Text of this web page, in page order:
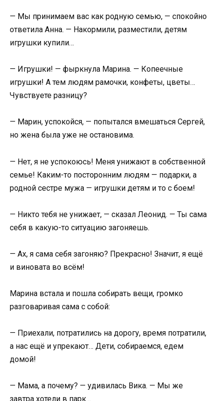
— Мы принимаем вас как родную семью, — спокойно
ответила Анна. — Накормили, разместили, детям
игрушки купили…
— Игрушки! — фыркнула Марина. — Копеечные
игрушки! А тем людям рамочки, конфеты, цветы…
Чувствуете разницу?
— Марин, успокойся, — попытался вмешаться Сергей,
но жена была уже не остановима.
— Нет, я не успокоюсь! Меня унижают в собственной
семье! Каким-то посторонним людям — подарки, а
родной сестре мужа — игрушки детям и то с боем!
— Никто тебя не унижает, — сказал Леонид. — Ты сама
себя в какую-то ситуацию загоняешь.
— Ах, я сама себя загоняю? Прекрасно! Значит, я ещё
и виновата во всём!
Марина встала и пошла собирать вещи, громко
разговаривая сама с собой:
— Приехали, потратились на дорогу, время потратили,
а нас ещё и упрекают… Дети, собираемся, едем
домой!
— Мама, а почему? — удивилась Вика. — Мы же
завтра хотели в парк…